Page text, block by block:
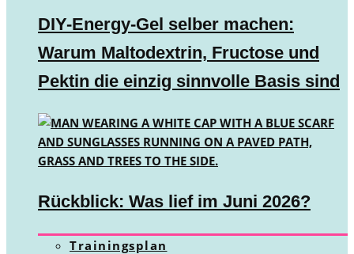
DIY-Energy-Gel selber machen:
Warum Maltodextrin, Fructose und
Pektin die einzig sinnvolle Basis sind
Rückblick: Was lief im Juni 2026?
Trainingsplan